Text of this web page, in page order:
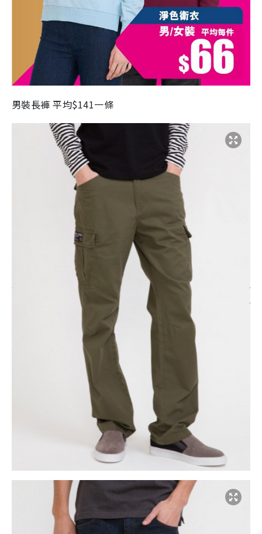
男裝長褲 平均$141一條